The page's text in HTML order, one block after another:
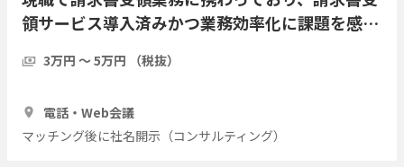
領サービス導入済みかつ業務効率化に課題を感じ
3万円 〜 5万円 （税抜）
電話・Web会議
マッチング後に社名開示（コンサルティング）